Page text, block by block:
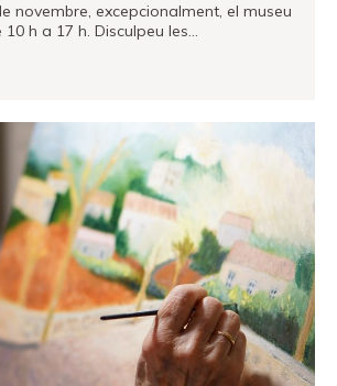
novembre, excepcionalment, el museu
h a 17 h. Disculpeu les…